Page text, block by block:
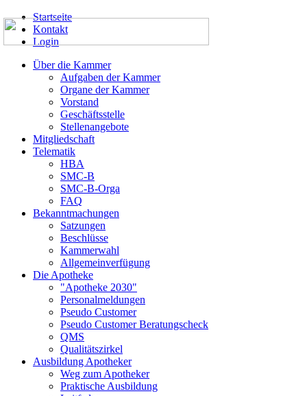
Startseite
Kontakt
Login
Über die Kammer
Aufgaben der Kammer
Organe der Kammer
Vorstand
Geschäftsstelle
Stellenangebote
Mitgliedschaft
Telematik
HBA
SMC-B
SMC-B-Orga
FAQ
Bekanntmachungen
Satzungen
Beschlüsse
Kammerwahl
Allgemeinverfügung
Die Apotheke
"Apotheke 2030"
Personalmeldungen
Pseudo Customer
Pseudo Customer Beratungscheck
QMS
Qualitätszirkel
Ausbildung Apotheker
Weg zum Apotheker
Praktische Ausbildung